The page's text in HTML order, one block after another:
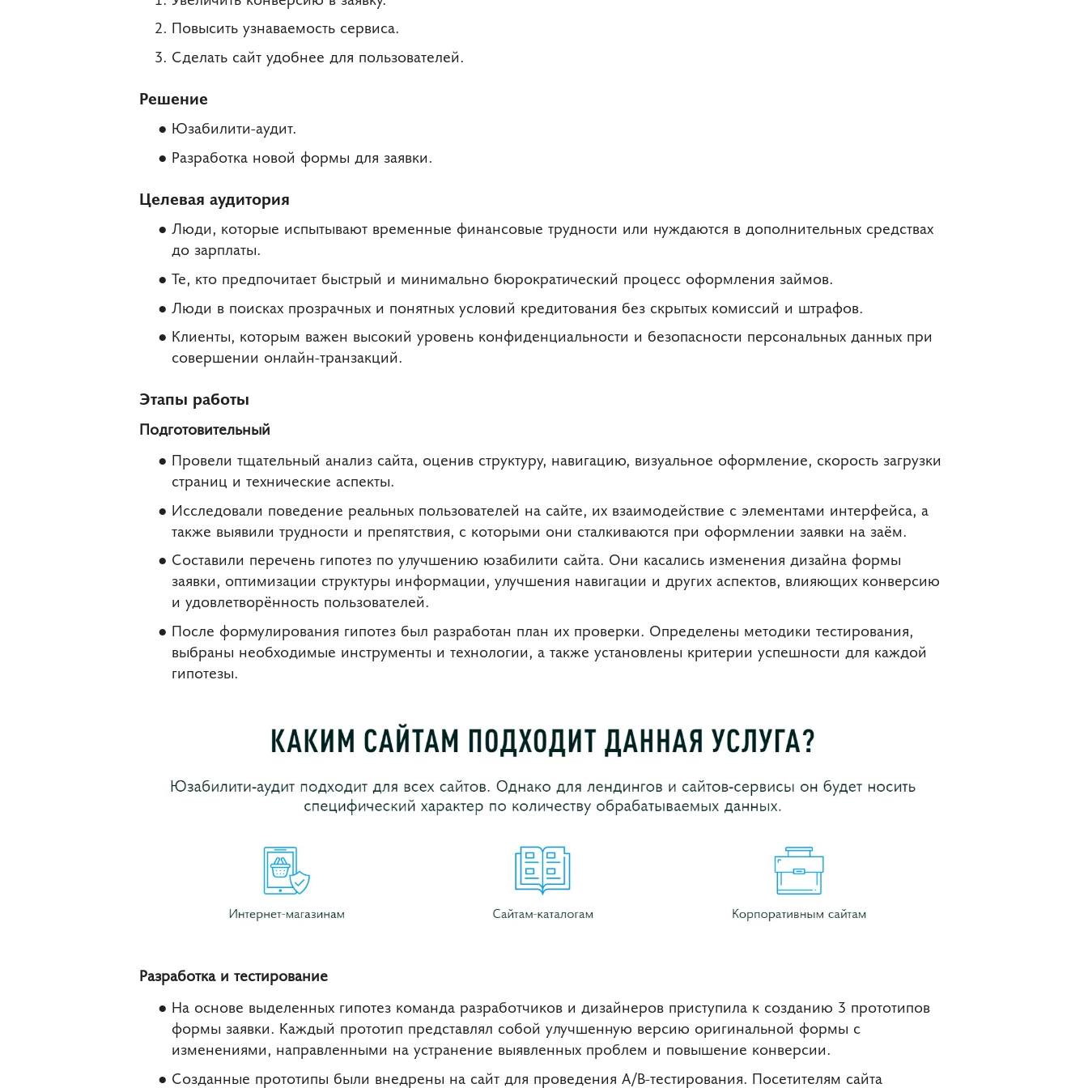
Повысить узнаваемость сервиса.
Сделать сайт удобнее для пользователей.
Решение
Юзабилити-аудит.
Разработка новой формы для заявки.
Целевая аудитория
Люди, которые испытывают временные финансовые трудности или нуждаются в дополнительных средствах
до зарплаты.
Те, кто предпочитает быстрый и минимально бюрократический процесс оформления займов.
Люди в поисках прозрачных и понятных условий кредитования без скрытых комиссий и штрафов.
Клиенты, которым важен высокий уровень конфиденциальности и безопасности персональных данных при
совершении онлайн-транзакций.
Этапы работы
Подготовительный
Провели тщательный анализ сайта, оценив структуру, навигацию, визуальное оформление, скорость загрузки
страниц и технические аспекты.
Исследовали поведение реальных пользователей на сайте, их взаимодействие с элементами интерфейса, а
также выявили трудности и препятствия, с которыми они сталкиваются при оформлении заявки на заём.
Составили перечень гипотез по улучшению юзабилити сайта. Они касались изменения дизайна формы
заявки, оптимизации структуры информации, улучшения навигации и других аспектов, влияющих конверсию
и удовлетворённость пользователей.
После формулирования гипотез был разработан план их проверки. Определены методики тестирования,
выбраны необходимые инструменты и технологии, а также установлены критерии успешности для каждой
гипотезы.
Разработка и тестирование
На основе выделенных гипотез команда разработчиков и дизайнеров приступила к созданию 3 прототипов
формы заявки. Каждый прототип представлял собой улучшенную версию оригинальной формы с
изменениями, направленными на устранение выявленных проблем и повышение конверсии.
Созданные прототипы были внедрены на сайт для проведения A/B-тестирования. Посетителям сайта